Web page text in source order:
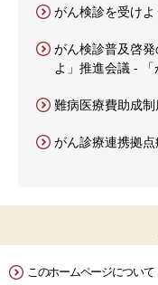
がん検診を受け
がん検診普及啓
よ」推進会議 -
難病医療費助成
がん診療連携拠
このホームページについて